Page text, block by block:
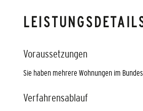
Voraussetzungen
Sie haben mehrere Wohnungen im
Verfahrensablauf